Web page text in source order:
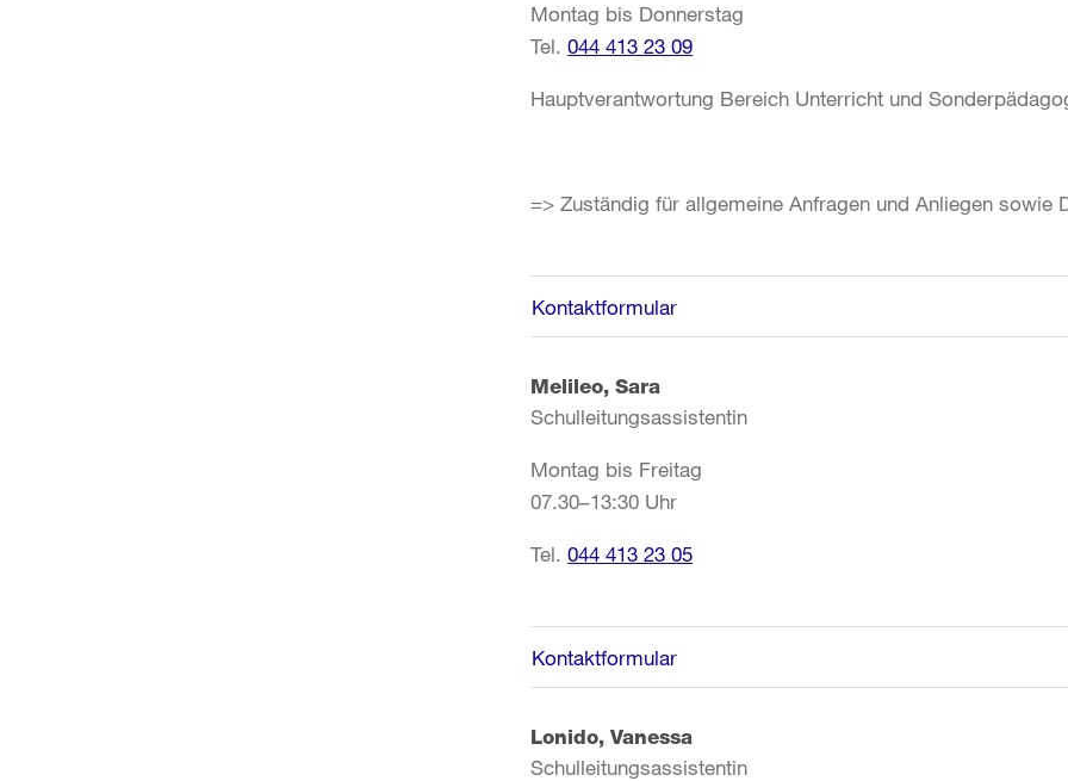
Montag bis Donnerstag
Tel.044 413 23 09
Hauptverantwortung Bereich Unterricht und
=> Zuständig für allgemeine Anfragen und Anliegen sowie
Kontaktformular
Melileo, Sara
Schulleitungsassistentin
Montag bis Freitag
07.30–13:30 Uhr
Tel.044 413 23 05
Kontaktformular
Lonido, Vanessa
Schulleitungsassistentin